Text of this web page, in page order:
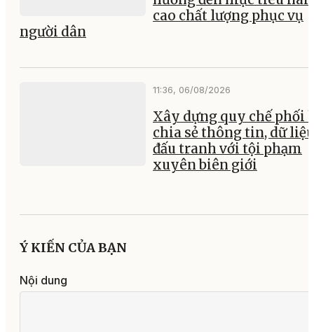
cao chất lượng phục vụ
người dân
11:36, 06/08/2026
Xây dựng quy chế phối
chia sẻ thông tin, dữ liệu
đấu tranh với tội phạm
xuyên biên giới
Ý KIẾN CỦA BẠN
Nội dung